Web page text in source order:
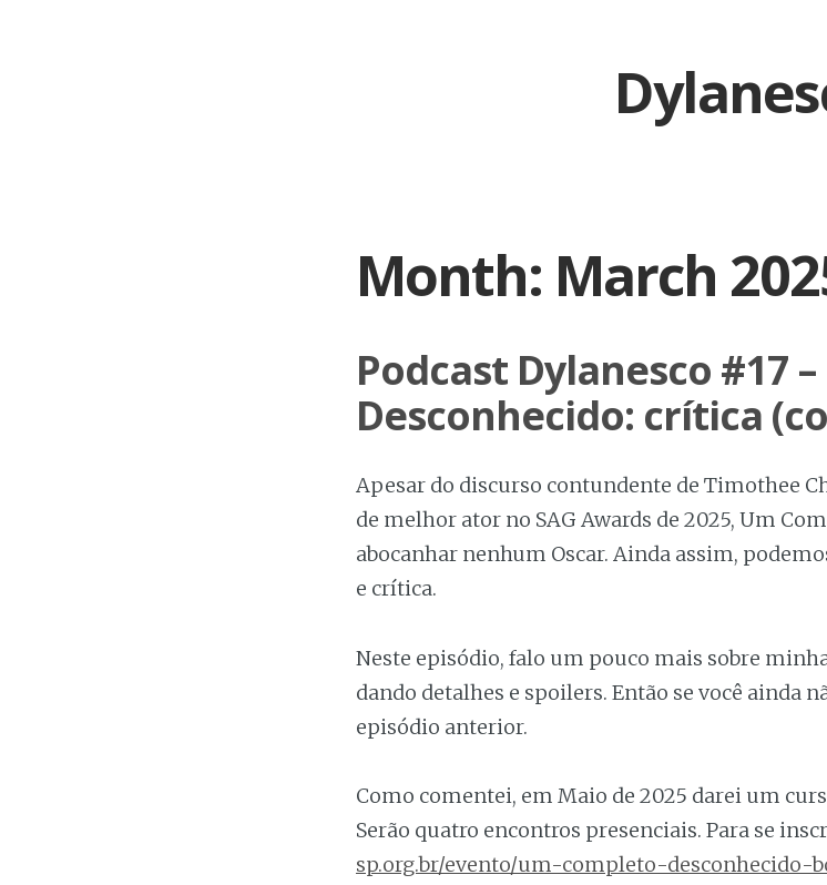
Month: March
Podcast Dylanesco #17
Desconhecido: crítica
Apesar do discurso contundente de Timothee
de melhor ator no SAG Awards de 2025, Um
abocanhar nenhum Oscar. Ainda assim,
e crítica.
Neste episódio, falo um pouco mais sobre
dando detalhes e spoilers. Então se você ainda
episódio anterior.
Como comentei, em Maio de 2025 darei um
Serão quatro encontros presenciais. Para se
sp.org.br/evento/um-completo-